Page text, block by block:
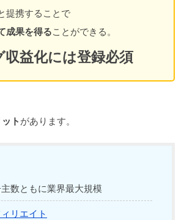
提携することで
成果を得ることができる。
収益化には登録必須
ト があります。
数ともに業界最大規模
リエイト